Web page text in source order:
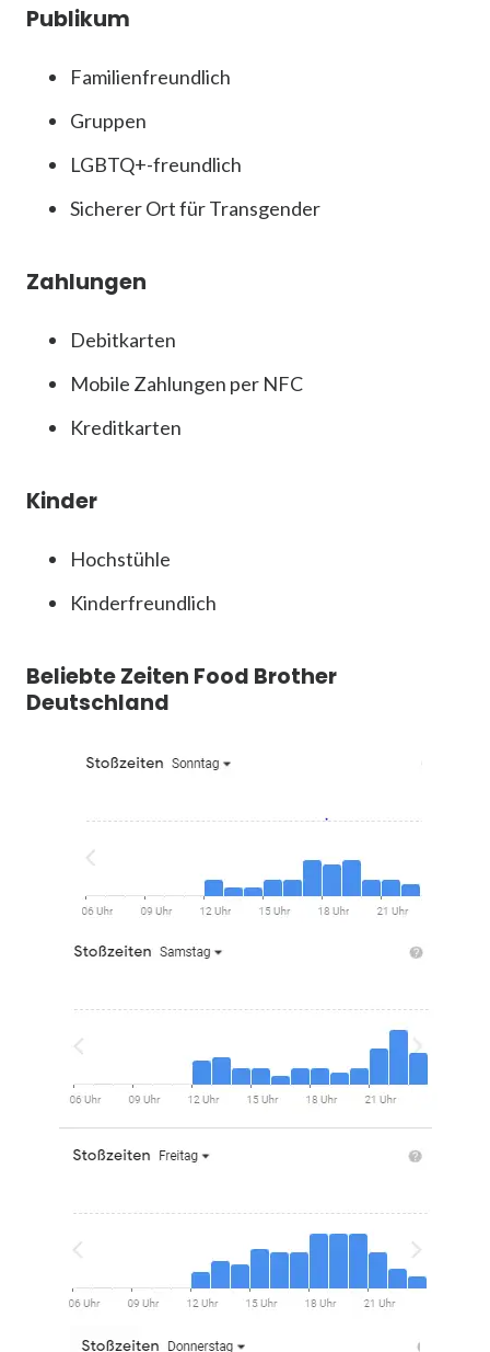
Publikum
Familienfreundlich
Gruppen
LGBTQ+-freundlich
Sicherer Ort für Transgender
Zahlungen
Debitkarten
Mobile Zahlungen per NFC
Kreditkarten
Kinder
Hochstühle
Kinder­freundlich
Beliebte Zeiten Food Brother
Deutschland